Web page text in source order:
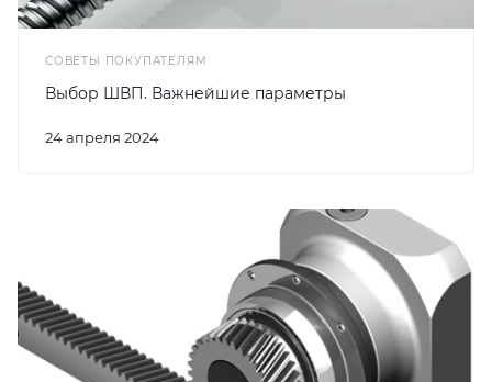
СОВЕТЫ ПОКУПАТЕЛЯМ
24 апреля 2024
Выбор ШВП. Важнейшие параметры